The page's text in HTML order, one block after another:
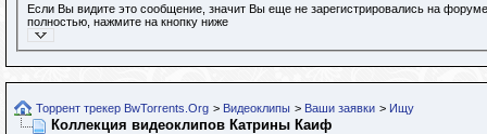
Если Вы видите это сообщение, значит Вы еще не зарегистрировались на
полностью, нажмите на кнопку ниже
Торрент трекер BwTorrents.Org > Видеоклипы > Ваши заявки > Ищу
Коллекция видеоклипов Катрины Каиф